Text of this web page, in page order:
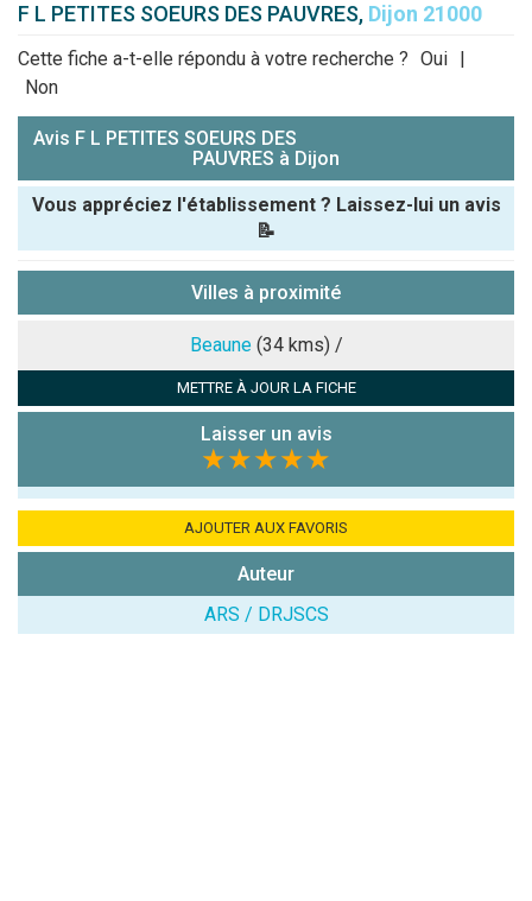
F L PETITES SOEURS DES PAUVRES, Dijon 21000
Cette fiche a-t-elle répondu à votre recherche ? Oui |
Non
Avis F L PETITES SOEURS DES
PAUVRES à Dijon
Vous appréciez l'établissement ? Laissez-lui un avis
📝
Note que vous souhaitez attribuer :
l'établissement
Villes à proximité
Beaune(34 kms) /
METTRE À JOUR LA FICHE
Laisser un avis
★★★★★
AJOUTER AUX FAVORIS
Auteur
ARS / DRJSCS